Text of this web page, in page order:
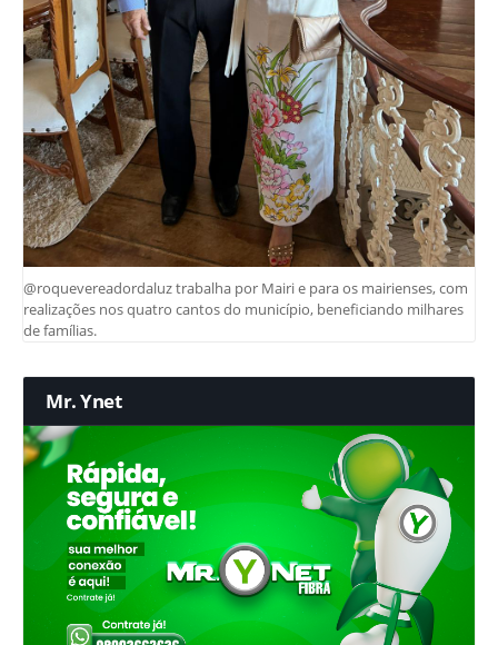
@roquevereadordaluz trabalha por Mairi e para os mairienses, com
realizações nos quatro cantos do município, beneficiando milhares
de famílias.
Mr. Ynet